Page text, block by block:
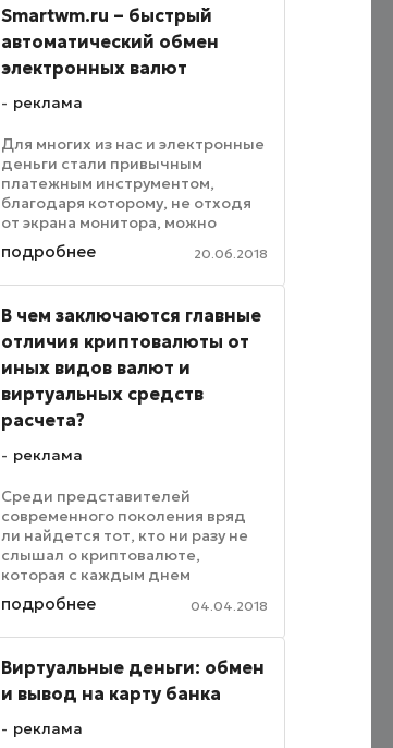
Smartwm.ru – быстрый
автоматический обмен
электронных валют
реклама
Для многих из нас и электронные
деньги стали привычным
платежным инструментом,
благодаря которому, не отходя
от экрана монитора, можно
расплачиваться за различные
товары и услуги, оплачивать
штрафы, госпошлины и так
...
подробнее 20.06.2018
В чем заключаются главные
отличия криптовалюты от
иных видов валют и
виртуальных средств
расчета?
реклама
Среди представителей
современного поколения вряд
ли найдется тот, кто ни разу не
слышал о криптовалюте,
которая с каждым днем
становится все более
популярной и востребованной. В
свою очередь, криптовалюта
вариант реальным ...
подробнее 04.04.2018
Виртуальные деньги: обмен
и вывод на карту банка
реклама